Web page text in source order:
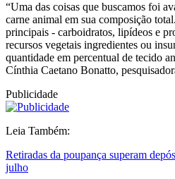
“Uma das coisas que buscamos foi
carne animal em sua composição
principais - carboidratos, lipídeos e
recursos vegetais ingredientes ou
quantidade em percentual de tecido
Cínthia Caetano Bonatto,
Publicidade
Leia Também:
Retiradas da poupança superam
julho